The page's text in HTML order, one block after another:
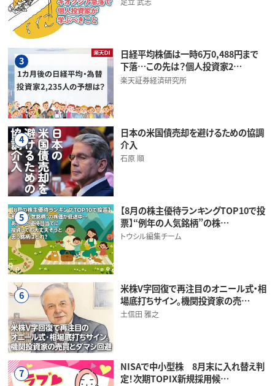
3
日経平均株価は一時6万0,488円まで
下落…この先は？個人投資家2…
楽天証券経済研究所
4
日本の米国債売却を避けるための協調
介入
石原 順
5
【8月の株主優待ランキングTOP10で投
票】“例年の人気銘柄”の株…
トウシル編集チーム
6
米株V字回復で再注目のオニール式・相
場底打ちサイン。機関投資家の売…
土信田 雅之
7
NISAで中小型株 8月末に入れ替え判
定！次期TOPIX新規採用候…